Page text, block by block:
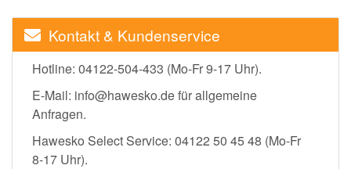
Kontakt & Kundenservice
Hotline: 04122-504-433 (Mo-Fr 9-17 Uhr).
E-Mail: info@hawesko.de für allgemeine
Anfragen.
Hawesko Select Service: 04122 50 45 48 (Mo-Fr
8-17 Uhr).